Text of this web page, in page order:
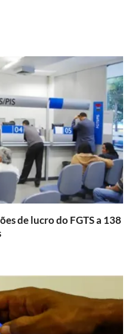
de lucro do FGTS a 138